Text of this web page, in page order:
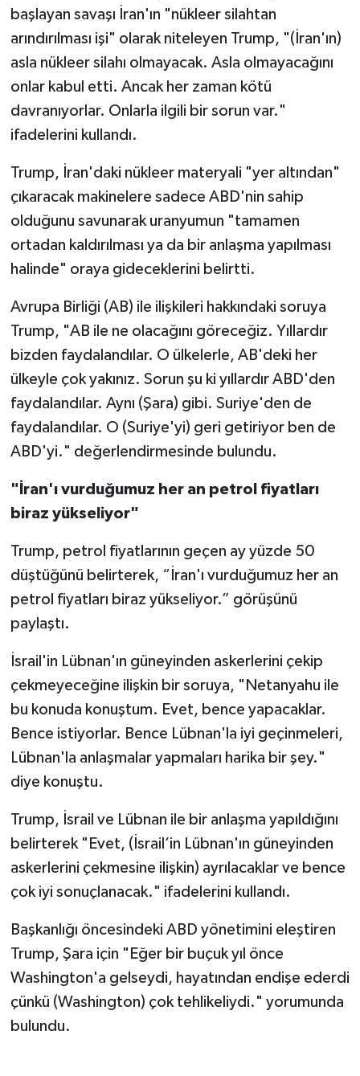
başlayan savaşı İran'ın "nükleer silahtan
arındırılması işi" olarak niteleyen Trump, "(İran'ın)
asla nükleer silahı olmayacak. Asla olmayacağını
onlar kabul etti. Ancak her zaman kötü
davranıyorlar. Onlarla ilgili bir sorun var."
ifadelerini kullandı.
Trump, İran'daki nükleer materyali "yer altından"
çıkaracak makinelere sadece ABD'nin sahip
olduğunu savunarak uranyumun "tamamen
ortadan kaldırılması ya da bir anlaşma yapılması
halinde" oraya gideceklerini belirtti.
Avrupa Birliği (AB) ile ilişkileri hakkındaki soruya
Trump, "AB ile ne olacağını göreceğiz. Yıllardır
bizden faydalandılar. O ülkelerle, AB'deki her
ülkeyle çok yakınız. Sorun şu ki yıllardır ABD'den
faydalandılar. Aynı (Şara) gibi. Suriye'den de
faydalandılar. O (Suriye'yi) geri getiriyor ben de
ABD'yi." değerlendirmesinde bulundu.
"İran'ı vurduğumuz her an petrol fiyatları
biraz yükseliyor"
Trump, petrol fiyatlarının geçen ay yüzde 50
düştüğünü belirterek, “İran'ı vurduğumuz her an
petrol fiyatları biraz yükseliyor.” görüşünü
paylaştı.
İsrail'in Lübnan'ın güneyinden askerlerini çekip
çekmeyeceğine ilişkin bir soruya, "Netanyahu ile
bu konuda konuştum. Evet, bence yapacaklar.
Bence istiyorlar. Bence Lübnan'la iyi geçinmeleri,
Lübnan'la anlaşmalar yapmaları harika bir şey."
diye konuştu.
Trump, İsrail ve Lübnan ile bir anlaşma yapıldığını
belirterek "Evet, (İsrail’in Lübnan'ın güneyinden
askerlerini çekmesine ilişkin) ayrılacaklar ve bence
çok iyi sonuçlanacak." ifadelerini kullandı.
Başkanlığı öncesindeki ABD yönetimini eleştiren
Trump, Şara için "Eğer bir buçuk yıl önce
Washington'a gelseydi, hayatından endişe ederdi
çünkü (Washington) çok tehlikeliydi." yorumunda
bulundu.